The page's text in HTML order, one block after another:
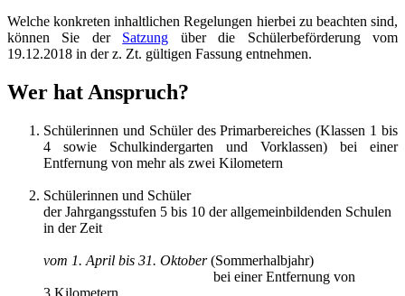
Welche konkreten inhaltlichen Regelungen hierbei zu beachten sind,
können Sie der Satzung über die Schülerbeförderung vom
19.12.2018 in der z. Zt. gültigen Fassung entnehmen.
Wer hat Anspruch?
Schülerinnen und Schüler des Primarbereiches (Klassen 1 bis
4 sowie Schulkindergarten und Vorklassen) bei einer
Entfernung von mehr als zwei Kilometern
Schülerinnen und Schüler
der Jahrgangsstufen 5 bis 10 der allgemeinbildenden Schulen
in der Zeit
vom 1. April bis 31. Oktober(Sommerhalbjahr)
bei einer Entfernung von
3 Kilometern